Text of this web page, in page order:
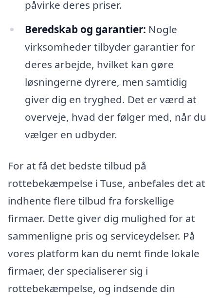
påvirke deres priser.
Beredskab og garantier: Nogle
virksomheder tilbyder garantier for
deres arbejde, hvilket kan gøre
løsningerne dyrere, men samtidig
giver dig en tryghed. Det er værd at
overveje, hvad der følger med, når du
vælger en udbyder.
For at få det bedste tilbud på
rottebekæmpelse i Tuse, anbefales det at
indhente flere tilbud fra forskellige
firmaer. Dette giver dig mulighed for at
sammenligne pris og serviceydelser. På
vores platform kan du nemt finde lokale
firmaer, der specialiserer sig i
rottebekæmpelse, og indsende din